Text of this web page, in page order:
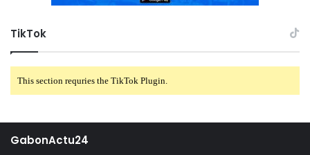
TikTok
This section requries the TikTok Plugin.
GabonActu24